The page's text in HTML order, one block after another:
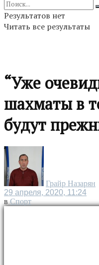
Результатов нет
Читать все результаты
“Уже
шахматы в
будут
Грайр Назарян
29 апреля, 2020, 11:24
в Спорт